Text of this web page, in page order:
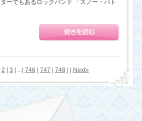
ーでもあるロックバンド 「スノー・パト
2 3 | ...| 746 747 748 Next»